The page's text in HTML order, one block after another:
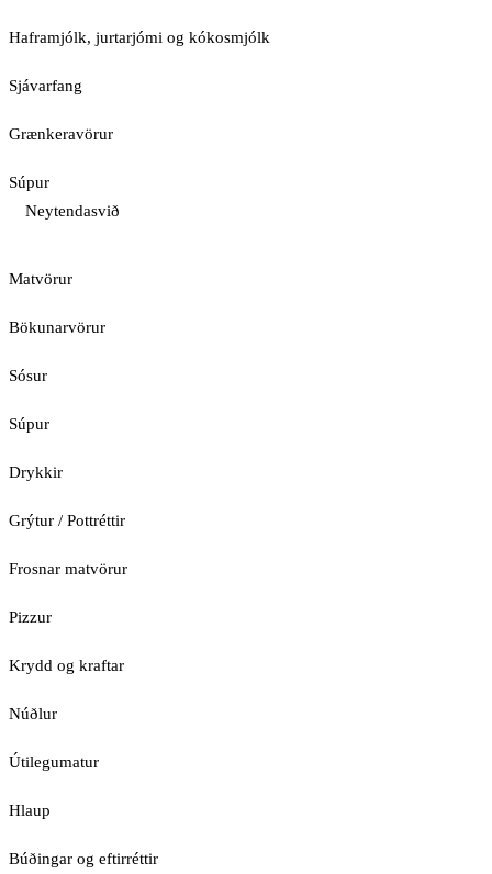
Haframjólk, jurtarjómi og kókosmjólk
Sjávarfang
Grænkeravörur
Súpur
Neytendasvið
Matvörur
Bökunarvörur
Sósur
Súpur
Drykkir
Grýtur / Pottréttir
Frosnar matvörur
Pizzur
Krydd og kraftar
Núðlur
Útilegumatur
Hlaup
Búðingar og eftirréttir